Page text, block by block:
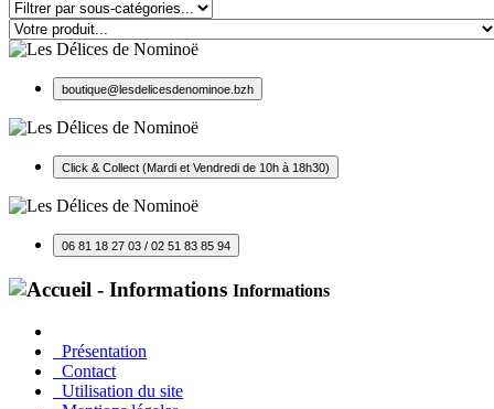
boutique@lesdelicesdenominoe.bzh
Click & Collect (Mardi et Vendredi de 10h à 18h30)
06 81 18 27 03 / 02 51 83 85 94
Informations
Présentation
Contact
Utilisation du site